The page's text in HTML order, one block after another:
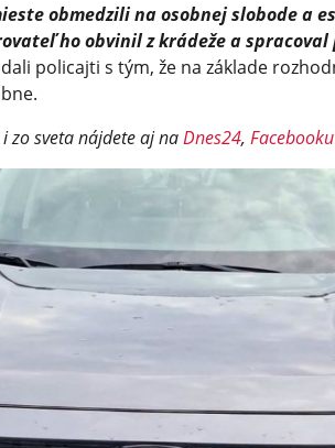
obmedzili na osobnej slobode a
ho obvinil z krádeže a
policajti s tým, že na základe
zo sveta nájdete aj naDnes24, Facebooku